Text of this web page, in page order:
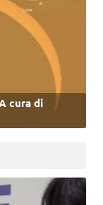
cura di